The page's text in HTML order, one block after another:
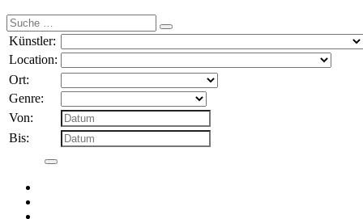
Suche
nach:
Künstler:
Location:
Ort:
Genre:
Von:
Bis: